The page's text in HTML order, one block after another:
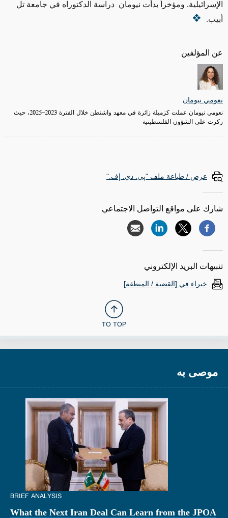
عن المؤلفين
نعومي نيومان
نعومي نيومان عملت كزميلة زائرة في معهد واشنطن خلال الفترة 2023–2025، حيث
ركزت على الشؤون الفلسطينية.
الإسرائيلية. ومؤخراً بدأت نيومان دراسة الدكتوراه في جامعة تل
أبيب.
عرض / طباعة ملف "پي. دي. إف."
شارك على مواقع التواصل الاجتماعي
تنبيهات البريد الإلكتروني
خبراء في [القضية / المنطقة]
TO TOP
موصى به
BRIEF ANALYSIS
What the Next Iran Deal Can Learn from the JPOA